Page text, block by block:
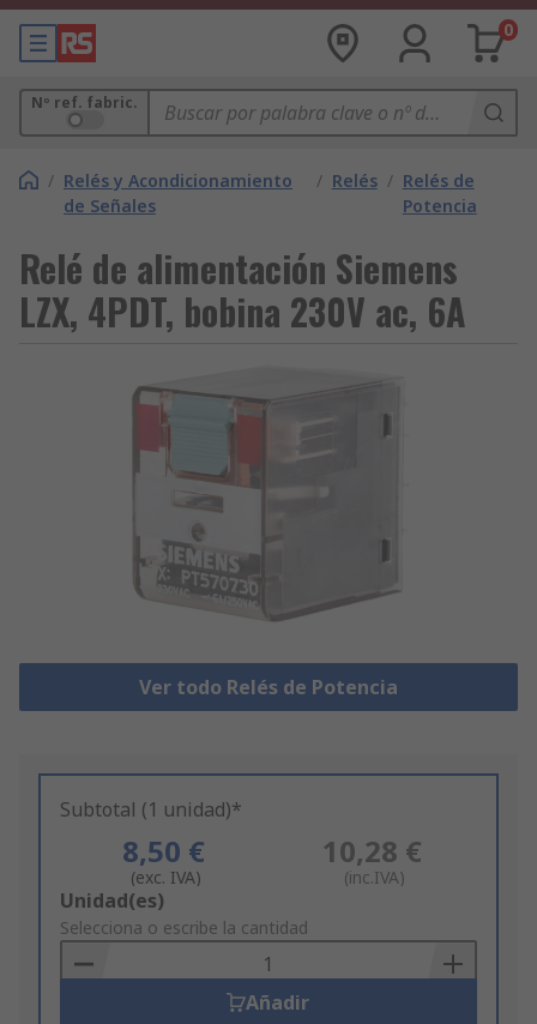
0
Nº ref. fabric.
/ Relés y Acondicionamiento
de Señales
/ Relés / Relés de
Potencia
Relé de alimentación Siemens
LZX, 4PDT, bobina 230V ac, 6A
Ver todo Relés de Potencia
Subtotal (1 unidad)*
8,50 €
(exc. IVA)
10,28 €
(inc.IVA)
Add
to
Basket
Unidad(es)
Selecciona o escribe la cantidad
Añadir